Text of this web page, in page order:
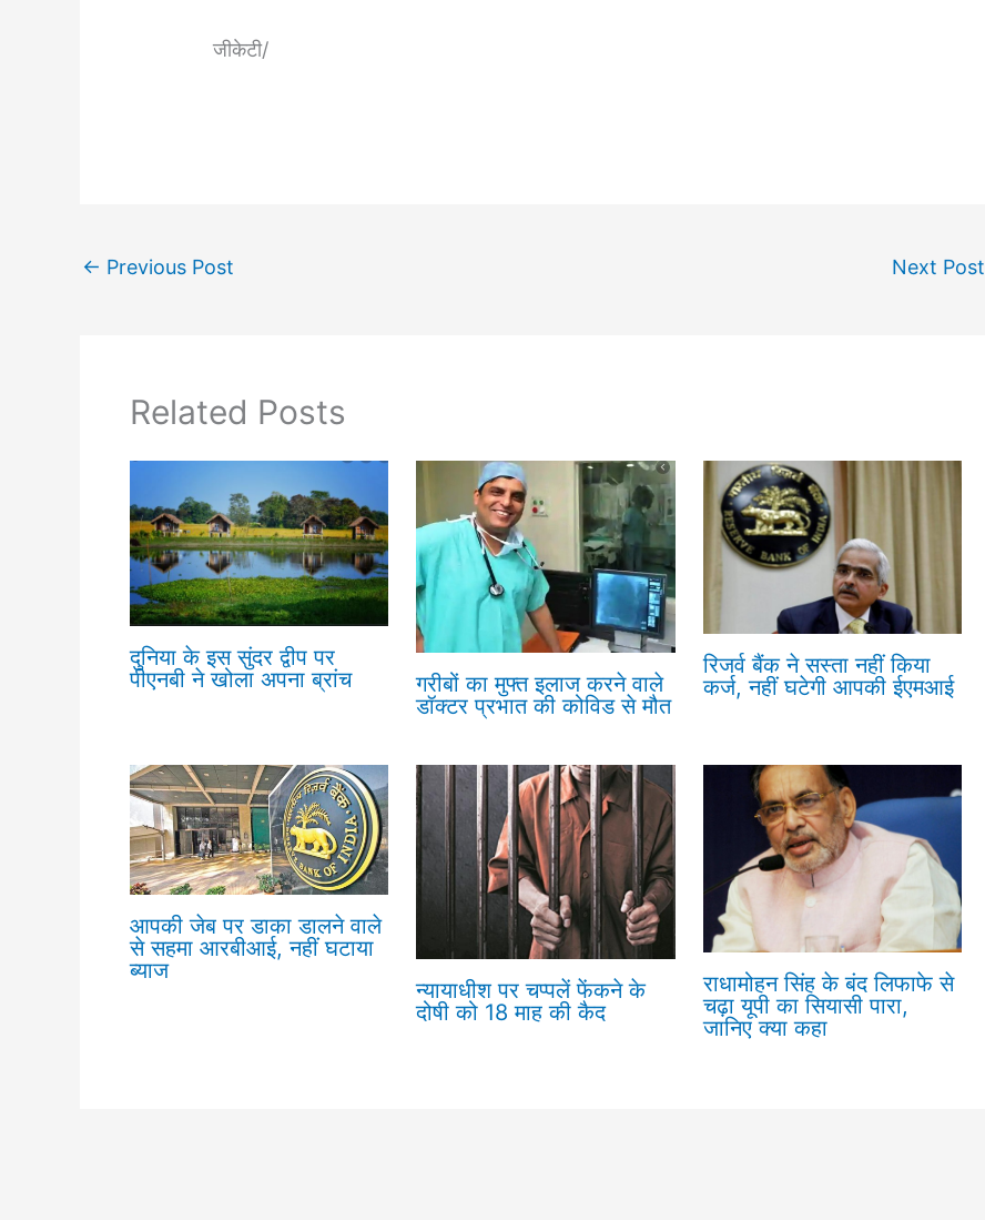
जीकेटी/
← Previous Post Next Post
Related Posts
दुनिया के इस सुंदर द्वीप पर
पीएनबी ने खोला अपना ब्रांच
गरीबों का मुफ्त इलाज करने वाले
डॉक्टर प्रभात की कोविड से मौत
रिजर्व बैंक ने सस्ता नहीं किया
कर्ज, नहीं घटेगी आपकी ईएमआई
आपकी जेब पर डाका डालने वाले
से सहमा आरबीआई, नहीं घटाया
ब्याज
न्यायाधीश पर चप्पलें फेंकने के
दोषी को 18 माह की कैद
राधामोहन सिंह के बंद लिफाफे से
चढ़ा यूपी का सियासी पारा,
जानिए क्या कहा